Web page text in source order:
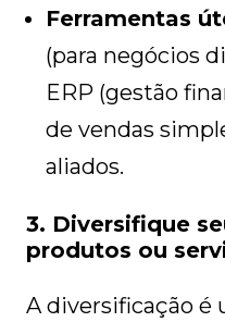
Ferramentas
(para negócios
ERP (gestão
de vendas
aliados.
3. Diversifique
produtos ou
A diversificação é